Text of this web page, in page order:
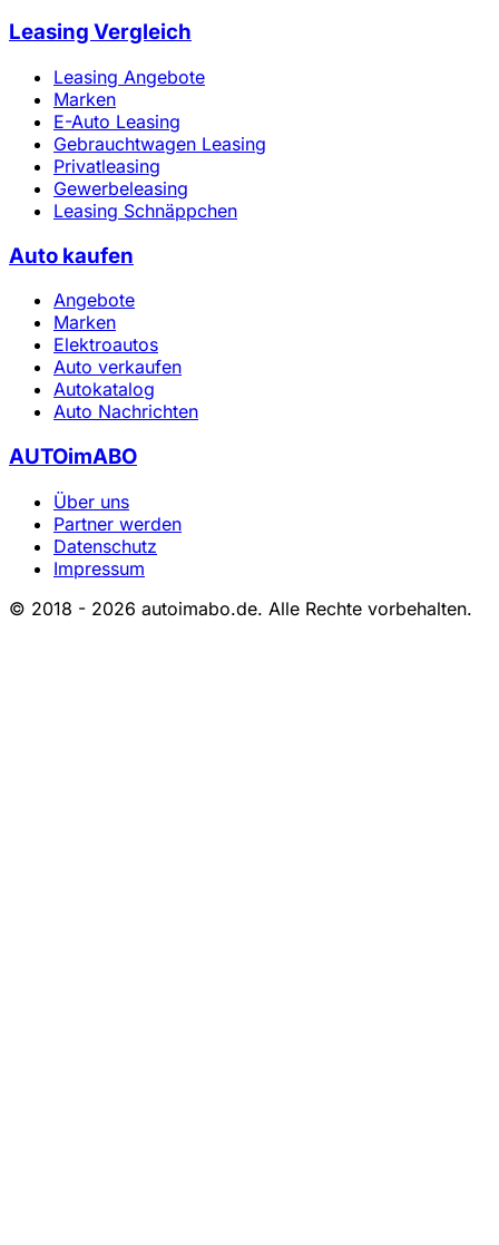
Leasing Vergleich
Leasing Angebote
Marken
E-Auto Leasing
Gebrauchtwagen Leasing
Privatleasing
Gewerbeleasing
Leasing Schnäppchen
Auto kaufen
Angebote
Marken
Elektroautos
Auto verkaufen
Autokatalog
Auto Nachrichten
AUTOimABO
Über uns
Partner werden
Datenschutz
Impressum
© 2018 - 2026 autoimabo.de. Alle Rechte vorbehalten.